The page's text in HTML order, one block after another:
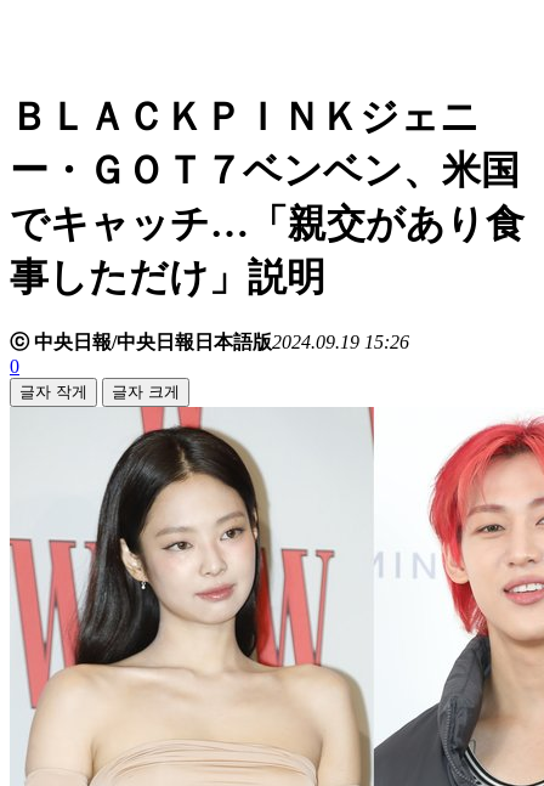
ＢＬＡＣＫＰＩＮＫジェニ
ー・ＧＯＴ７ベンベン、米国
でキャッチ…「親交があり食
事しただけ」説明
ⓒ 中央日報/中央日報日本語版2024.09.19 15:26
0
글자 작게 글자 크게